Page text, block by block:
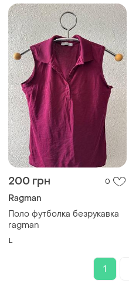
200 грн 0
Ragman
Поло футболка безрукавка
ragman
L
1